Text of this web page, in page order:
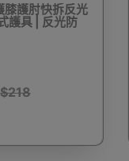
膝護肘快拆反光
護具 | 反光防
$218